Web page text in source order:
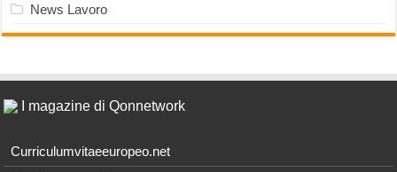
News Lavoro
I magazine di Qonnetwork
Curriculumvitaeeuropeo.net